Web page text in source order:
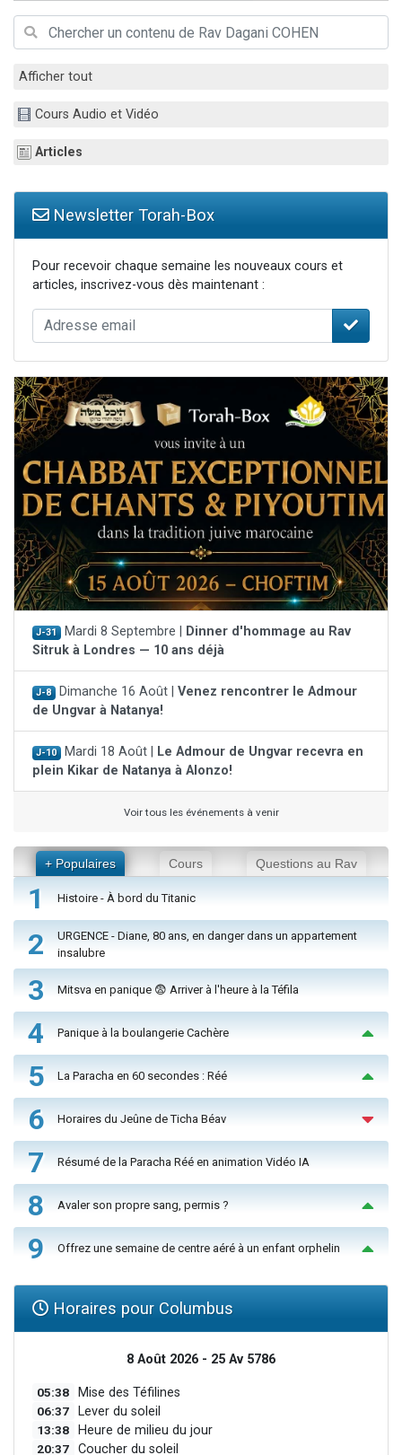
13 personnes viennent de demander une bénédiction
30 personnes viennent de faire un don pour Sauvez la jambe de Yohan
Afficher tout
Cours Audio et Vidéo
Articles
Newsletter Torah-Box
Pour recevoir chaque semaine les nouveaux cours et
articles, inscrivez-vous dès maintenant :
J-31 Mardi 8 Septembre |
Dinner d'hommage au Rav
Sitruk à Londres — 10 ans déjà
J-8 Dimanche 16 Août | Venez rencontrer le Admour
de Ungvar à Natanya!
J-10 Mardi 18 Août |
Le Admour de Ungvar recevra en
plein Kikar de Natanya à Alonzo!
Voir tous les événements à venir
+ Populaires Cours Questions au Rav
1 Histoire - À bord du Titanic
2
URGENCE - Diane, 80 ans, en danger dans un appartement
insalubre
3 Mitsva en panique 😨 Arriver à l'heure à la Téfila
4 Panique à la boulangerie Cachère
5 La Paracha en 60 secondes : Réé
6 Horaires du Jeûne de Ticha Béav
7 Résumé de la Paracha Réé en animation Vidéo IA
8 Avaler son propre sang, permis ?
9 Offrez une semaine de centre aéré à un enfant orphelin
Horaires pour Columbus
8 Août 2026 - 25 Av 5786
05:38 Mise des Téfilines
06:37 Lever du soleil
13:38 Heure de milieu du jour
20:37 Coucher du soleil